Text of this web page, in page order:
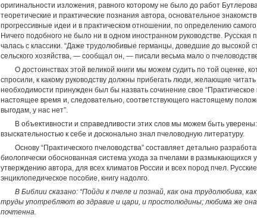
оригинально­сти изложения, равного которому не было до работ
теоретические и практические познания автора, основательное
прогрессивные идеи и в практическом отношении, по определению самого
Ничего подобного не было ни в одном иностранном руко­водстве.
чалась с классики. “Даже тру­долюбивые германцы, доведшие до высокой
сельского хозяйства, — сообщал он, — писали весьма мало о
О достоинствах этой великой книги мы можем судить по той оценке,
спроси­ли, к какому руководству должны прибегать люди, желающие
необходимости принужден был бы назвать сочинение свое “Практическое
настоящее время и, сле­довательно, соответствующего настоящему
выгодам, у нас нет”.
В объективности и справедливости этих слов мы можем быть
взыскатель­ностью к себе и досконально знал пчеловодную литературу.
Основу “Практического пчеловодства” составляет деталь­но
биоло­гически обоснованная система ухода за пчелами в размы­кающихся
утвержде­нию автора, для всех климатов России и всех пород пчел.
энцик­лопедическое пособие, книгу надолго.
В Библии сказано: “Пойди к пчеле и по­знай, как она трудолю­бива,
труды употребляют во здравие и цари, и простолюдины; любима же
почтенна.